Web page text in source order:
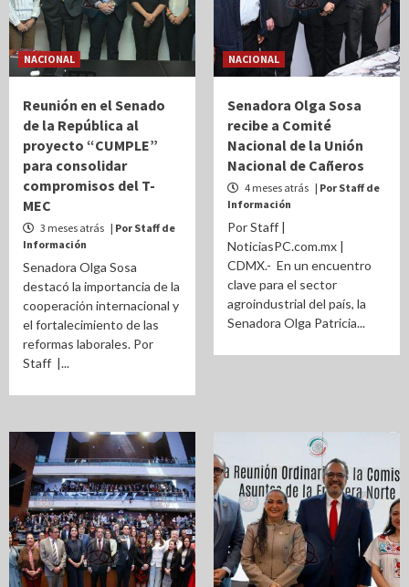
NACIONAL
Reunión en el Senado
de la República al
proyecto “CUMPLE”
para consolidar
compromisos del T-
MEC
3 meses atrás | Por Staff de
Información
Senadora Olga Sosa
destacó la importancia de la
cooperación internacional y
el fortalecimiento de las
reformas laborales. Por
Staff |...
NACIONAL
Senadora Olga Sosa
recibe a Comité
Nacional de la Unión
Nacional de Cañeros
4 meses atrás | Por Staff de
Información
Por Staff |
NoticiasPC.com.mx |
CDMX.- En un encuentro
clave para el sector
agroindustrial del país, la
Senadora Olga Patricia...